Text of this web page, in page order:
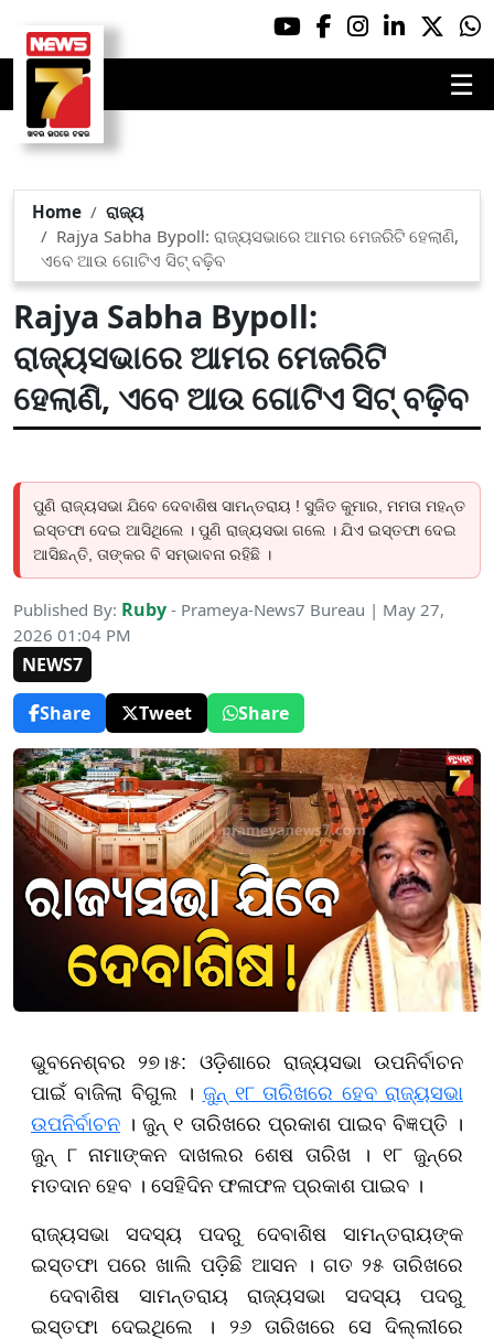
☰
Home
ରାଜ୍ୟ
Rajya Sabha Bypoll: ରାଜ୍ୟସଭାରେ ଆମର ମେଜରିଟି ହେଲାଣି,
ଏବେ ଆଉ ଗୋଟିଏ ସିଟ୍ ବଢ଼ିବ
Rajya Sabha Bypoll:
ରାଜ୍ୟସଭାରେ ଆମର ମେଜରିଟି
ହେଲାଣି, ଏବେ ଆଉ ଗୋଟିଏ ସିଟ୍ ବଢ଼ିବ
ପୁଣି ରାଜ୍ୟସଭା ଯିବେ ଦେବାଶିଷ ସାମନ୍ତରାୟ ! ସୁଜିତ କୁମାର, ମମତା ମହନ୍ତ
ଇସ୍ତଫା ଦେଇ ଆସିଥିଲେ । ପୁଣି ରାଜ୍ୟସଭା ଗଲେ । ଯିଏ ଇସ୍ତଫା ଦେଇ
ଆସିଛନ୍ତି, ତାଙ୍କର ବି ସମ୍ଭାବନା ରହିଛି ।
Published By: Ruby - Prameya-News7 Bureau | May 27,
2026 01:04 PM
NEWS7
Share
Tweet Share
ଭୁବନେଶ୍ବର ୨୭।୫: ଓଡ଼ିଶାରେ ରାଜ୍ୟସଭା ଉପନିର୍ବାଚନ
ପାଇଁ ବାଜିଲା ବିଗୁଲ । ଜୁନ୍ ୧୮ ତାରିଖରେ ହେବ ରାଜ୍ୟସଭା
ଉପନିର୍ବାଚନ । ଜୁନ୍ ୧ ତାରିଖରେ ପ୍ରକାଶ ପାଇବ ବିଜ୍ଞପ୍ତି ।
ଜୁନ୍ ୮ ନାମାଙ୍କନ ଦାଖଲର ଶେଷ ତାରିଖ । ୧୮ ଜୁନ୍‌ରେ
ମତଦାନ ହେବ । ସେହିଦିନ ଫଳାଫଳ ପ୍ରକାଶ ପାଇବ ।
ରାଜ୍ୟସଭା ସଦସ୍ୟ ପଦରୁ ଦେବାଶିଷ ସାମନ୍ତରାୟଙ୍କ
ଇସ୍ତଫା ପରେ ଖାଲି ପଡ଼ିଛି ଆସନ । ଗତ ୨୫ ତାରିଖରେ
ଦେବାଶିଷ ସାମନ୍ତରାୟରାଜ୍ୟସଭା ସଦସ୍ୟ ପଦରୁ
ଇସ୍ତଫା ଦେଇଥିଲେ । ୨୬ ତାରିଖରେ ସେ ଦିଲ୍ଲୀରେ